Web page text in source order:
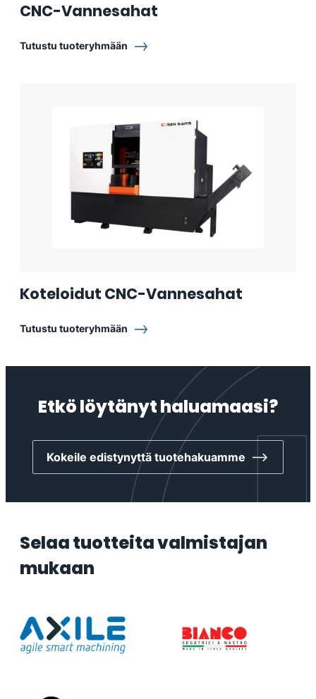
CNC-Vannesahat
Tutustu tuoteryhmään
Koteloidut CNC-Vannesahat
Tutustu tuoteryhmään
Etkö löytänyt haluamaasi?
Kokeile edistynyttä tuotehakuamme
Selaa tuotteita valmistajan
mukaan
Axile Bianco